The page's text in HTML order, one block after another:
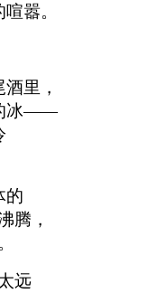
嚣。
里，
冰——
的
腾，
远